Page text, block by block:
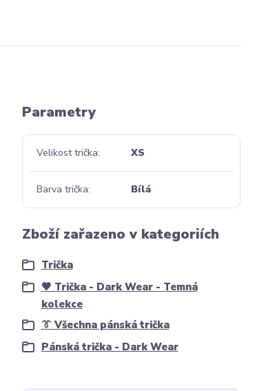
Parametry
Velikost trička XS
Barva trička Bílá
Zboží zařazeno v kategoriích
Trička
🖤 Trička - Dark Wear - Temná
kolekce
👔 Všechna pánská trička
Pánská trička - Dark Wear